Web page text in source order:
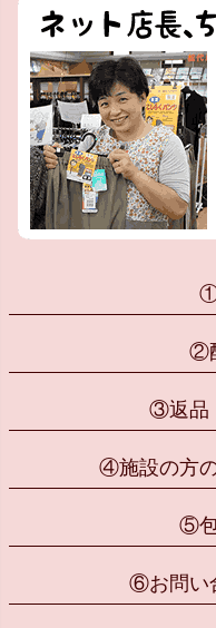
①
②
③返品
④施設の方
⑤
⑥お問い